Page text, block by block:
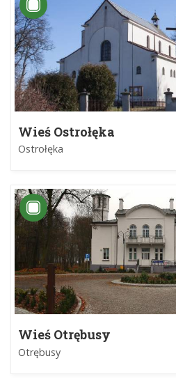
Wieś Ostrołęka
Ostrołęka
Wieś Otrębusy
Otrębusy